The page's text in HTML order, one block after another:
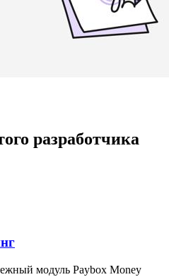
разработчика
модуль Paybox Money